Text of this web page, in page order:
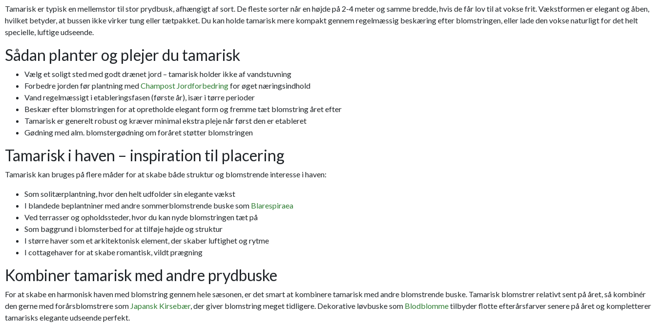
Tamarisk er typisk en mellemstor til stor prydbusk, afhængigt af sort. De fleste sorter når en højde på 2-4 meter og samme bredde, hvis de får lov til at vokse frit. Vækstformen er elegant og åben,
hvilket betyder, at bussen ikke virker tung eller tætpakket. Du kan holde tamarisk mere kompakt gennem regelmæssig beskæring efter blomstringen, eller lade den vokse naturligt for det helt
specielle, luftige udseende.
Sådan planter og plejer du tamarisk
Vælg et soligt sted med godt drænet jord – tamarisk holder ikke af vandstuvning
Forbedre jorden før plantning medChampost Jordforbedringfor øget næringsindhold
Vand regelmæssigt i etableringsfasen (første år), især i tørre perioder
Beskær efter blomstringen for at opretholde elegant form og fremme tæt blomstring året efter
Tamarisk er generelt robust og kræver minimal ekstra pleje når først den er etableret
Gødning med alm. blomstergødning om foråret støtter blomstringen
Tamarisk i haven – inspiration til placering
Tamarisk kan bruges på flere måder for at skabe både struktur og blomstrende interesse i haven:
Som solitærplantning, hvor den helt udfolder sin elegante vækst
I blandede beplantniner med andre sommerblomstrende buske som Blarespiraea
Ved terrasser og opholdssteder, hvor du kan nyde blomstringen tæt på
Som baggrund i blomsterbed for at tilføje højde og struktur
I større haver som et arkitektonisk element, der skaber luftighet og rytme
I cottagehaver for at skabe romantisk, vildt prægning
Kombiner tamarisk med andre prydbuske
For at skabe en harmonisk haven med blomstring gennem hele sæsonen, er det smart at kombinere tamarisk med andre blomstrende buske. Tamarisk blomstrer relativt sent på året, så kombinér
den gerne med forårsblomstrere som Japansk Kirsebær, der giver blomstring meget tidligere. Dekorative løvbuske som Blodblommetilbyder flotte efterårsfarver senere på året og kompletterer
tamarisks elegante udseende perfekt.